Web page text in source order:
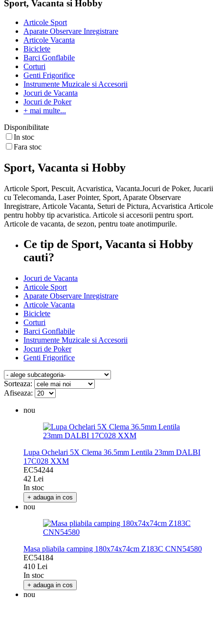
Sport, Vacanta si Hobby
Articole Sport
Aparate Observare Inregistrare
Articole Vacanta
Biciclete
Barci Gonflabile
Corturi
Genti Frigorifice
Instrumente Muzicale si Accesorii
Jocuri de Vacanta
Jocuri de Poker
+ mai multe...
Disponibilitate
In stoc
Fara stoc
Sport, Vacanta si Hobby
Articole Sport, Pescuit, Acvaristica, Vacanta.Jocuri de Poker, Jucarii
cu Telecomanda, Laser Pointer, Sport, Aparate Observare
Inregistrare, Articole Vacanta, Seturi de Pictura, Acvaristica Articole
pentru hobby tip acvaristica. Articole si accesorii pentru sport.
Articole de vacanta, de sezon, pentru toate anotimpurile.
Ce tip de Sport, Vacanta si Hobby
cauti?
Jocuri de Vacanta
Articole Sport
Aparate Observare Inregistrare
Articole Vacanta
Biciclete
Corturi
Barci Gonflabile
Instrumente Muzicale si Accesorii
Jocuri de Poker
Genti Frigorifice
Sorteaza:
Afiseaza:
nou
Lupa Ochelari 5X Clema 36.5mm Lentila 23mm DALBI
17C028 XXM
EC54244
42 Lei
In stoc
+ adauga in cos
nou
Masa pliabila camping 180x74x74cm Z183C CNN54580
EC54184
410 Lei
In stoc
+ adauga in cos
nou